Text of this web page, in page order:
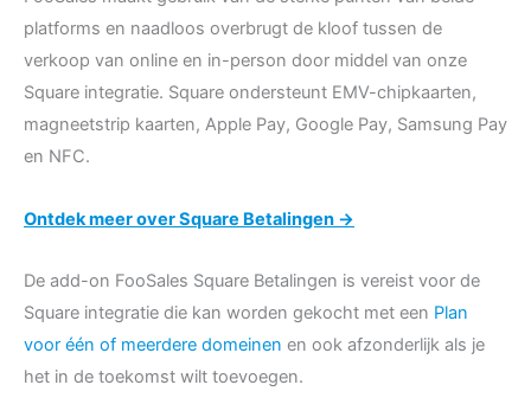
platforms en naadloos overbrugt de kloof tussen de
verkoop van online en in-person door middel van onze
Square integratie. Square ondersteunt EMV-chipkaarten,
magneetstrip kaarten, Apple Pay, Google Pay, Samsung Pay
en NFC.
Ontdek meer over Square Betalingen →
De add-on FooSales Square Betalingen is vereist voor de
Square integratie die kan worden gekocht met een Plan
voor één of meerdere domeinen en ook afzonderlijk als je
het in de toekomst wilt toevoegen.